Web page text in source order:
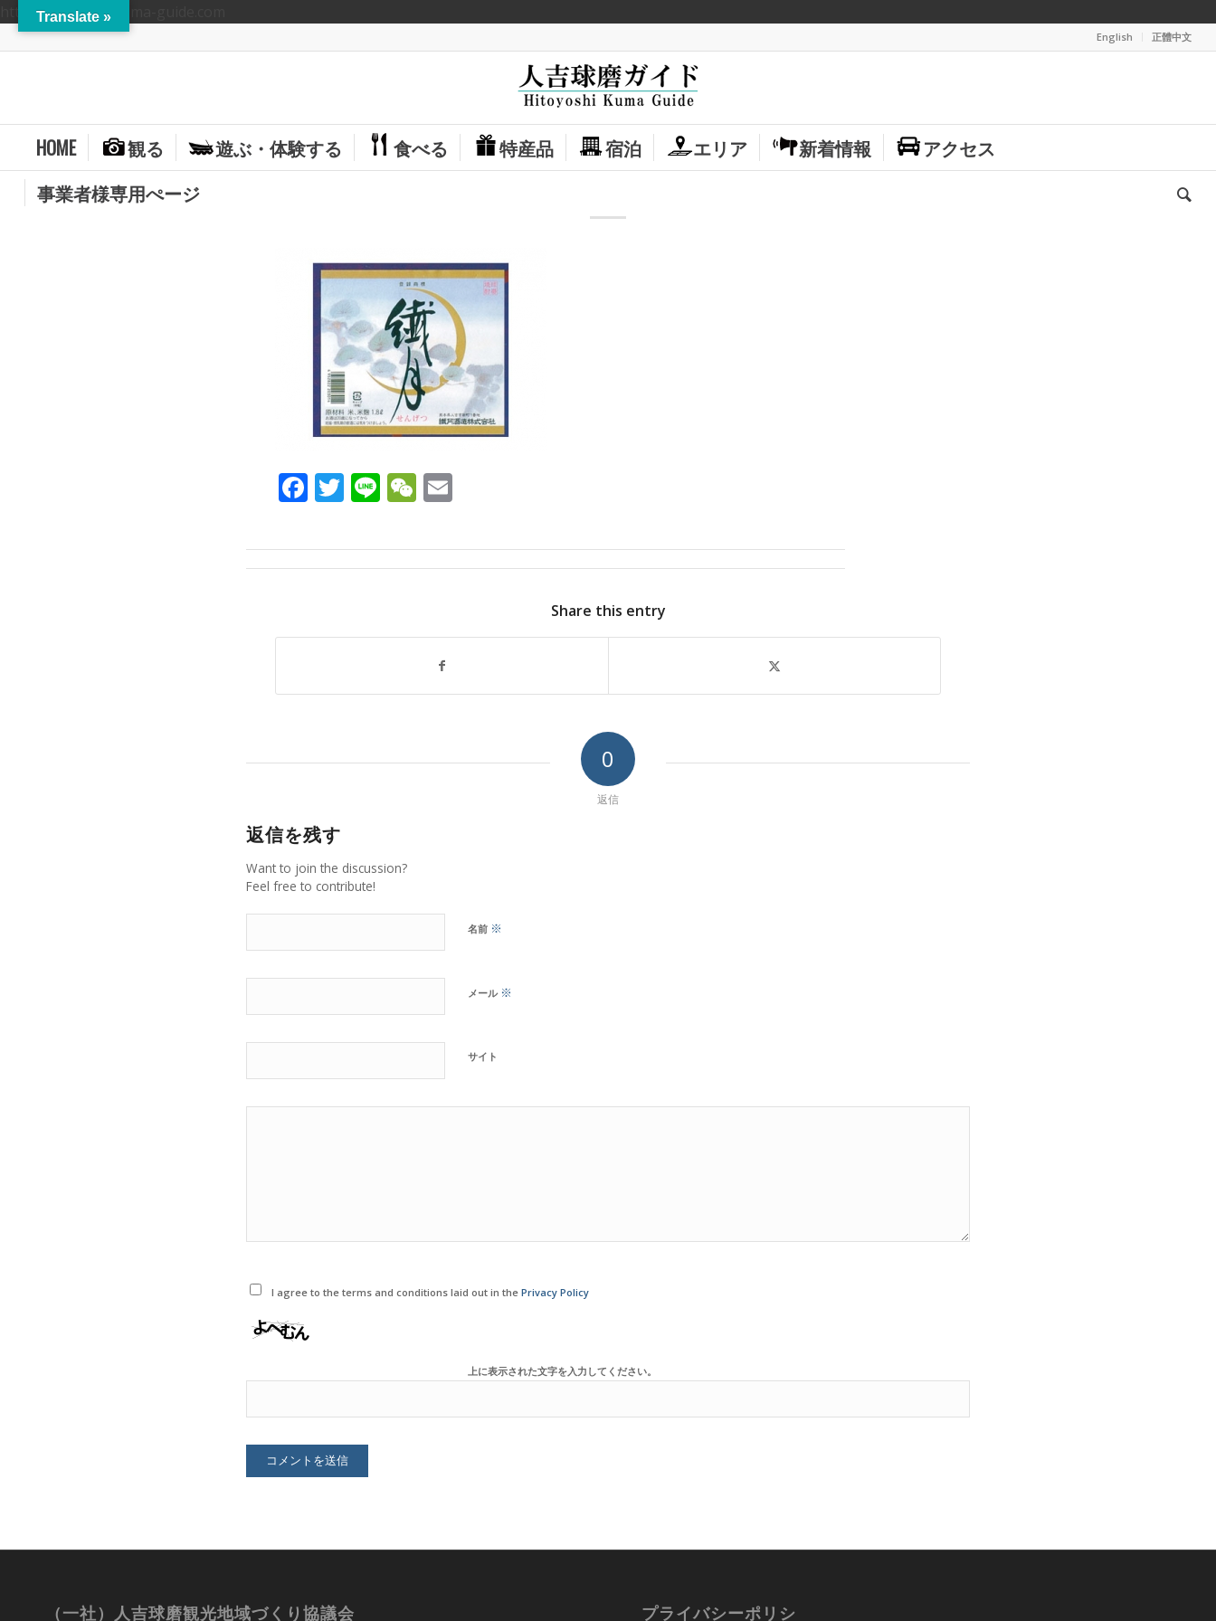
https://hitoyoshikuma-guide.com
English 正體中文
HOME 観る 遊ぶ・体験する 食べる 特産品 宿泊 エリア 新着情報
アクセス
事業者様専用ぺージ
Facebook
Twitter
LineWeChat
Share this entry
0
返信
返信を残す
Want to join the discussion?
Feel free to contribute!
名前 ※
メール ※
サイト
I agree to the terms and conditions laid out in the Privacy Policy
上に表示された文字を入力してください。
（一社）人吉球磨観光地域づくり協議会 プライバシーポリシ
Translate »